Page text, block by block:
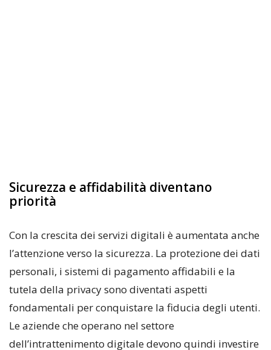
Sicurezza e affidabilità diventano
priorità
Con la crescita dei servizi digitali è aumentata anche
l’attenzione verso la sicurezza. La protezione dei dati
personali, i sistemi di pagamento affidabili e la
tutela della privacy sono diventati aspetti
fondamentali per conquistare la fiducia degli utenti.
Le aziende che operano nel settore
dell’intrattenimento digitale devono quindi investire